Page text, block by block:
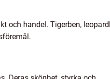
och handel. Tigerben,